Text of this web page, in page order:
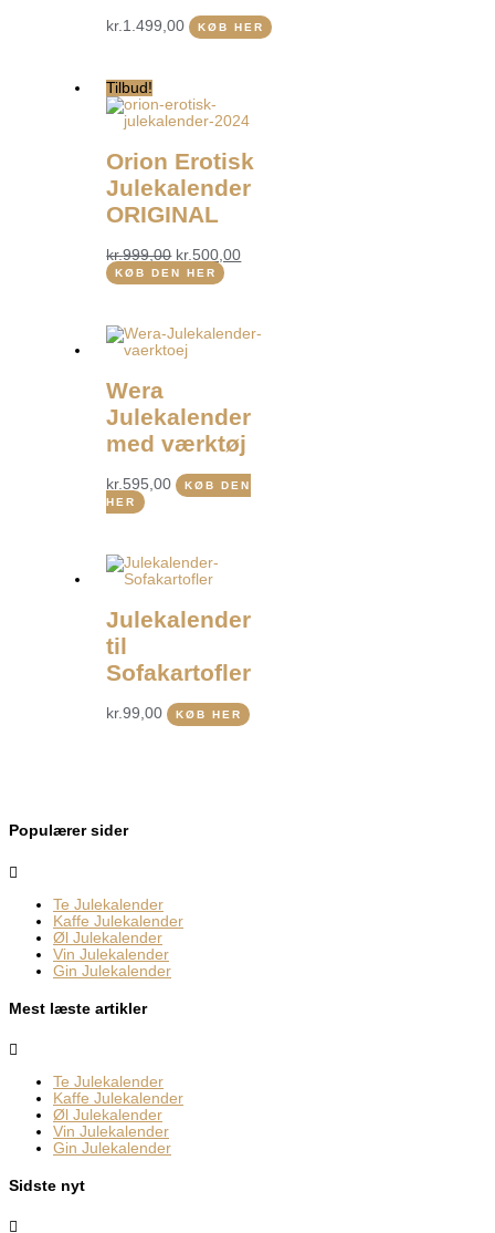
kr.1.499,00 KØB HER
Tilbud!
Orion Erotisk
Julekalender
ORIGINAL
kr.999,00 kr.500,00
KØB DEN HER
Wera
Julekalender
med værktøj
kr.595,00
KØB DEN
HER
Julekalender
til
Sofakartofler
kr.99,00 KØB HER
Populærer sider
Te Julekalender
Kaffe Julekalender
Øl Julekalender
Vin Julekalender
Gin Julekalender
Mest læste artikler
Te Julekalender
Kaffe Julekalender
Øl Julekalender
Vin Julekalender
Gin Julekalender
Sidste nyt